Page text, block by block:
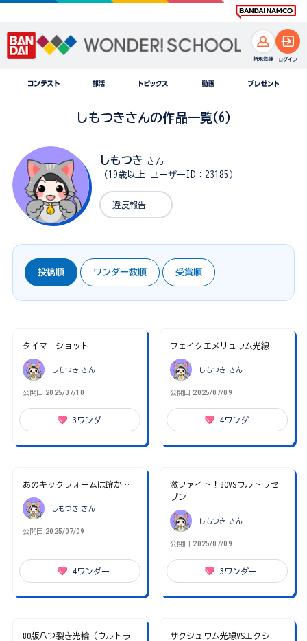
しもつきさんの作品一覧(6)
しもつき さん
（19歳以上 ユーザーID：23185）
違反報告
投稿順 ワンダー数順 受賞順
タイマーショット
しもつき さん
公開日 2025/07/10
3 ワンダー
フェイクエメリュウム光線
しもつき さん
公開日 2025/07/09
4ワンダー
あのキックフォームは確か…
しもつき さん
公開日 2025/07/09
4ワンダー
激ファイト！80VSウルトラセ
ブン
しもつき さん
公開日 2025/07/09
3 ワンダー
80版八つ裂き光輪 (ウルトラ
サクシュウム光線VSエクシー